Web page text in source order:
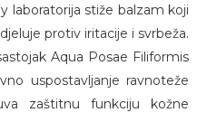
laboratorija stiže balzam koji
protiv iritacije i svrbeža.
Aqua Posae Filiformis
uspostavljanje ravnoteže
zaštitnu funkciju kožne